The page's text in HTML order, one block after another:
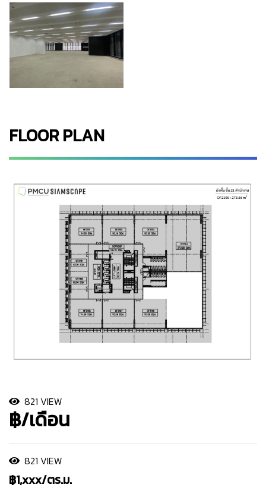
FLOOR PLAN
821 VIEW
฿/เดือน
821 VIEW
฿1,xxx/ตร.ม.